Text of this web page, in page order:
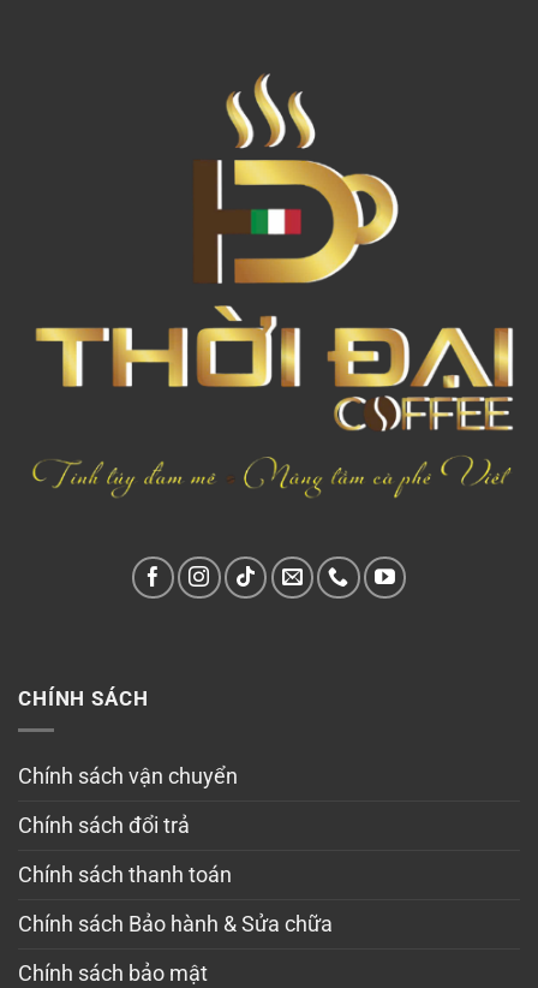
CHÍNH SÁCH
Chính sách vận chuyển
Chính sách đổi trả
Chính sách thanh toán
Chính sách Bảo hành & Sửa chữa
Chính sách bảo mật